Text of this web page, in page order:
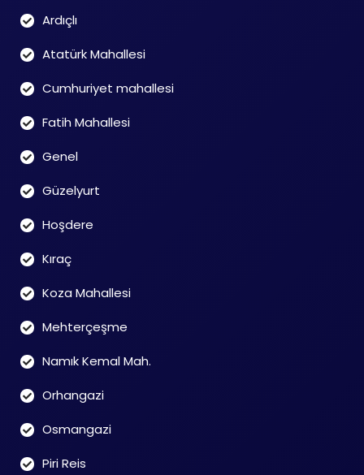
Ardıçlı
Atatürk Mahallesi
Cumhuriyet mahallesi
Fatih Mahallesi
Genel
Güzelyurt
Hoşdere
Kıraç
Koza Mahallesi
Mehterçeşme
Namık Kemal Mah.
Orhangazi
Osmangazi
Piri Reis